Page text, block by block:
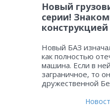
Новый
серии!
конструкцией
Новый БАЗ
как полностью
машина. Если в
заграничное, то
дружественной